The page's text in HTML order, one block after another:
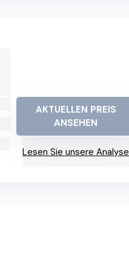
AKTUELLEN PREIS
ANSEHEN
Lesen Sie unsere Analyse